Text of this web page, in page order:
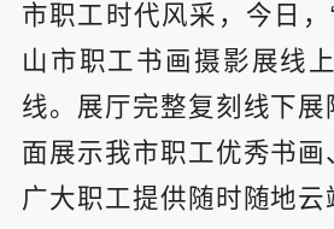
市职工时代风采，今日，
山市职工书画摄影展线
线。展厅完整复刻线下
面展示我市职工优秀书画
广大职工提供随时随地